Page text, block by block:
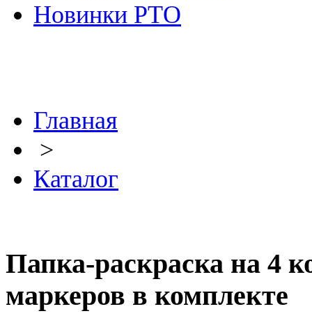
Новинки РТО
Главная
>
Каталог
Папка-раскраска на 4
маркеров в комплекте